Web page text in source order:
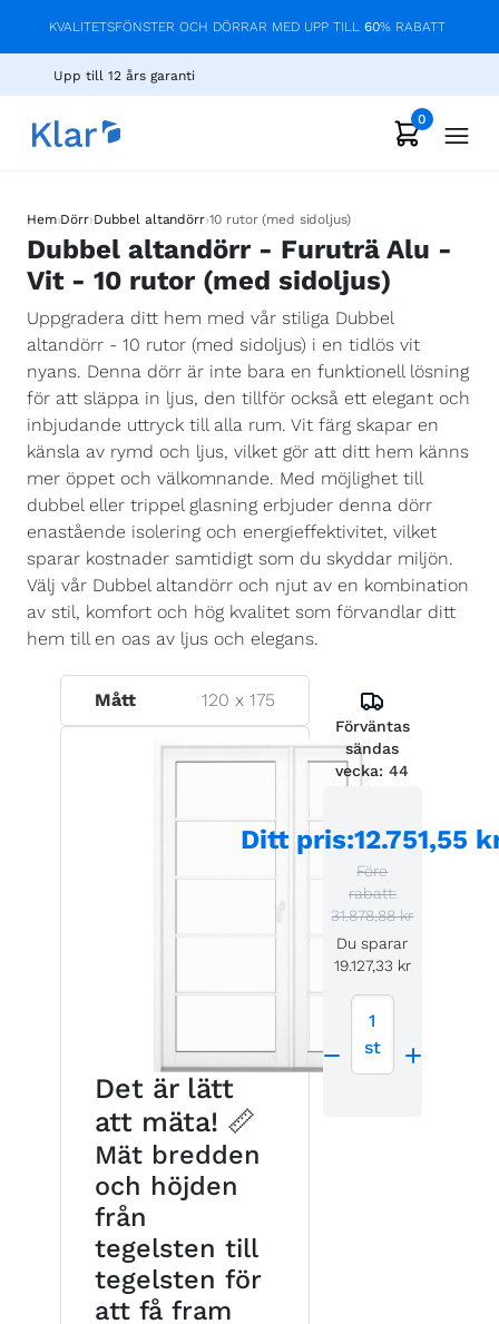
KVALITETSFÖNSTER OCH DÖRRAR MED UPP TILL 60% RABATT
Upp till 12 års garanti
0
Hem›Dörr›Dubbel altandörr›10 rutor (med sidoljus)
Dubbel altandörr - Furuträ Alu -
Vit - 10 rutor (med sidoljus)
Uppgradera ditt hem med vår stiliga Dubbel
altandörr - 10 rutor (med sidoljus) i en tidlös vit
nyans. Denna dörr är inte bara en funktionell lösning
för att släppa in ljus, den tillför också ett elegant och
inbjudande uttryck till alla rum. Vit färg skapar en
känsla av rymd och ljus, vilket gör att ditt hem känns
mer öppet och välkomnande. Med möjlighet till
dubbel eller trippel glasning erbjuder denna dörr
enastående isolering och energieffektivitet, vilket
sparar kostnader samtidigt som du skyddar miljön.
Välj vår Dubbel altandörr och njut av en kombination
av stil, komfort och hög kvalitet som förvandlar ditt
hem till en oas av ljus och elegans.
Mått 120 x175
Det är lätt
att mäta! 📏
Mät bredden
och höjden
från
tegelsten till
tegelsten för
att få fram
Förväntas
sändas
vecka: 44
Ditt pris:12.751,55
Före
rabatt:
31.878,88 kr
Du sparar
19.127,33 kr
1
st